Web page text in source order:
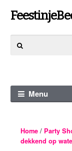
Ga
naar
navigatie
Ga
naar
de
naar:
Menu
Home/ Party
dekkend op